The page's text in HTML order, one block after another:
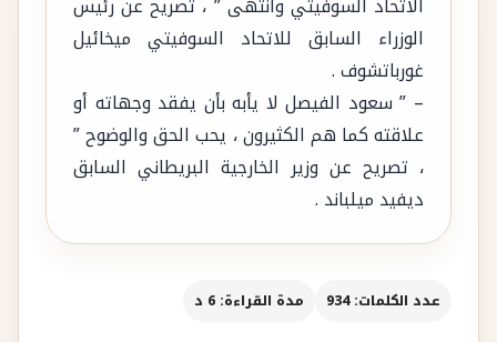
الاتحاد السوفيتي وانتهى ” ، تصريح عن رئيس
الوزراء السابق للاتحاد السوفيتي ميخائيل
غورباتشوف .
– ” سعود الفيصل لا يأبه بأن يفقد وجهاته أو
علاقته كما هم الكثيرون ، يحب الحق والوضوح ”
، تصريح عن وزير الخارجية البريطاني السابق
ديفيد ميلباند .
عدد الكلمات: 934 مدة القراءة: 6 د